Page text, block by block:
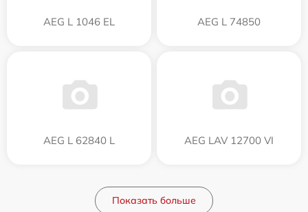
AEG L 1046 EL AEG L 74850
AEG L 62840 L AEG LAV 12700 VI
Показать больше